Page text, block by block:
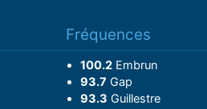
Fréquences
100.2Embrun
93.7 Gap
93.3 Guillestre